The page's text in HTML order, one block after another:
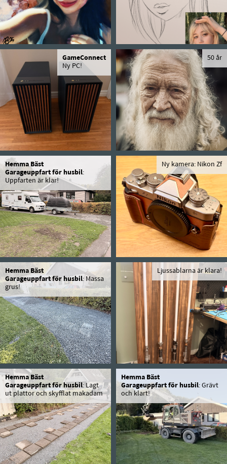
GameConnect
Ny PC!
50 år
Hemma Bäst
Garageuppfart för husbil:
Uppfarten är klar!
Ny kamera: Nikon Zf
Hemma Bäst
Garageuppfart för husbil: Massa
grus!
Ljussablarna är klara!
Hemma Bäst
Garageuppfart för husbil: Lagt
ut plattor och skyfflat makadam
Hemma Bäst
Garageuppfart för husbil: Grävt
och klart!